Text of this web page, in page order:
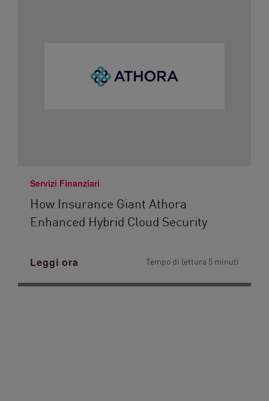
Servizi Finanziari
How Insurance Giant Athora
Enhanced Hybrid Cloud Security
Leggi ora Tempo di lettura 5 minuti